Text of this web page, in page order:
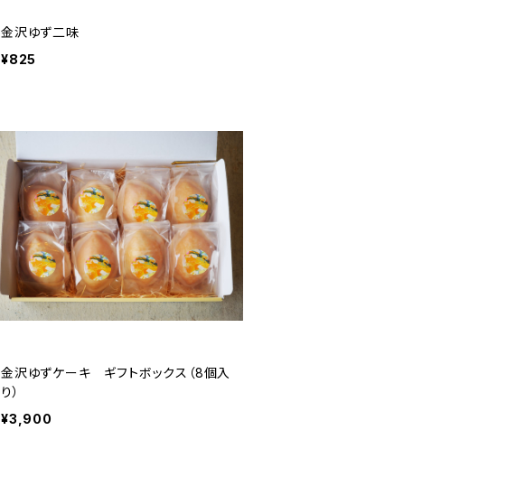
金沢ゆず二味
¥825
金沢ゆずケーキ ギフトボックス（8個入
り）
¥3,900